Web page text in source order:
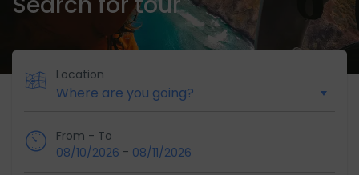
Location
From - To
08/10/2026 - 08/11/2026